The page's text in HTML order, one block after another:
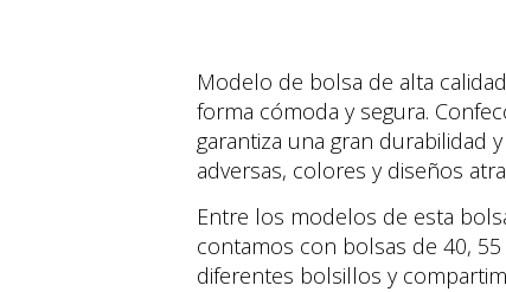
Modelo de bolsa de alta
forma cómoda y segura.
garantiza una gran durabilidad
adversas, colores y diseños
Entre los modelos de esta
contamos con bolsas de 40,
diferentes bolsillos y